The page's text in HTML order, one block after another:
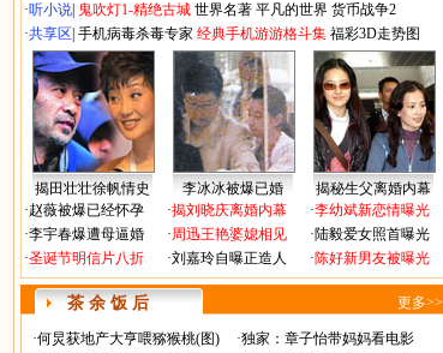
·听小说 鬼吹灯1-精绝古城 世界名著 平凡的世界 货币战争2
·共享区 手机病毒杀毒专家 经典手机游游格斗集 福彩3D走势图
揭田壮壮徐帆情史 李冰冰被爆已婚
揭秘生父离婚内幕
·赵薇被爆已经怀孕
·李宇春爆遭母逼婚
·圣诞节明信片八折
·揭刘晓庆离婚内幕
·周迅王艳婆媳相见
·刘嘉玲自曝正造人
·李幼斌新恋情曝光
·陆毅爱女照首曝光
·陈好新男友被曝光
茶 余 饭 后 更多>>
·何炅获地产大亨喂猕猴桃(图) ·独家：章子怡带妈妈看电影